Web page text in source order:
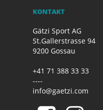
KONTAKT
Gätzi Sport AG
St.Gallerstrasse 94
9200 Gossau
+41 71 388 33 33
----
info@gaetzi.com